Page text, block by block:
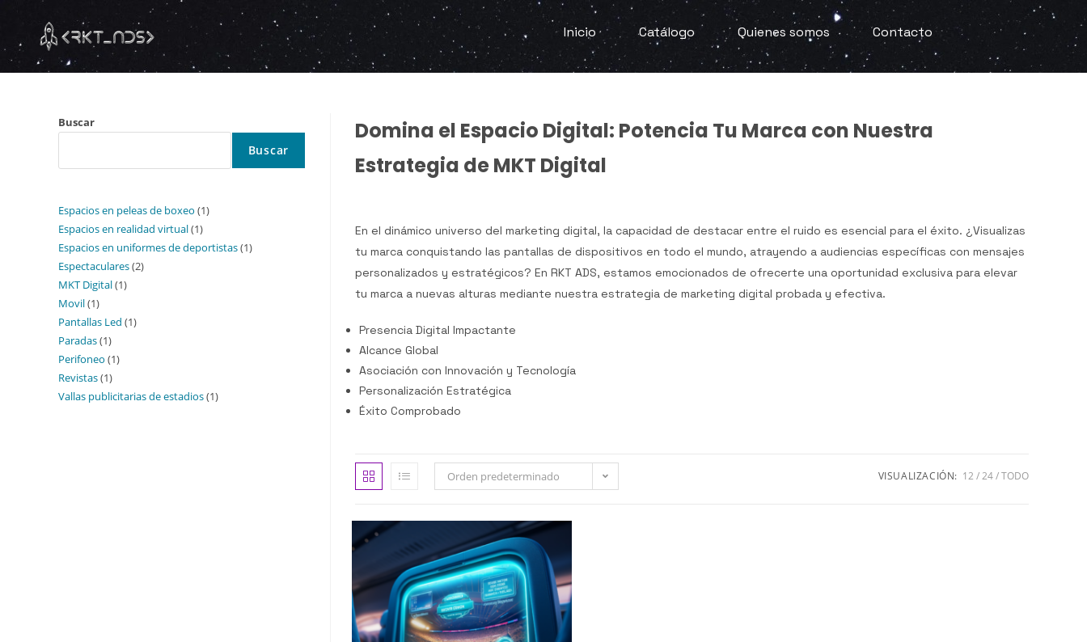
Inicio Catálogo Quienes somos Contacto
Domina el Espacio Digital: Potencia Tu Marca con Nuestra
Estrategia de MKT Digital
En el dinámico universo del marketing digital, la capacidad de destacar entre el ruido es esencial para el éxito. ¿Visualizas
tu marca conquistando las pantallas de dispositivos en todo el mundo, atrayendo a audiencias específicas con mensajes
personalizados y estratégicos? En RKT ADS, estamos emocionados de ofrecerte una oportunidad exclusiva para elevar
tu marca a nuevas alturas mediante nuestra estrategia de marketing digital probada y efectiva.
Presencia Digital Impactante
Alcance Global
Asociación con Innovación y Tecnología
Personalización Estratégica
Éxito Comprobado
Orden predeterminado VISUALIZACIÓN: 12 24 TODO
Buscar
Buscar
Espacios en peleas de boxeo 1
Espacios en realidad virtual 1
Espacios en uniformes de deportistas 1
Espectaculares 2
MKT Digital 1
Movil 1
Pantallas Led 1
Paradas 1
Perifoneo 1
Revistas 1
Vallas publicitarias de estadios 1